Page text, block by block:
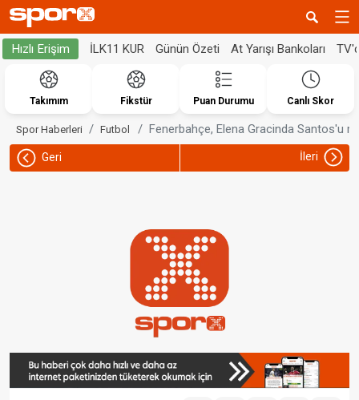
Hızlı Erişim İLK11 KUR Günün Özeti At Yarışı Bankoları
Takımım Fikstür Puan Durumu Canlı Skor
Spor Haberleri Futbol Fenerbahçe, Elena Gracinda Santos'u
Geri İleri